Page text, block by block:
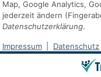
Map, Google Analytics,
jederzeit ändern
Datenschutzerklärung.
Impressum Datenschutz
* Alle Preise inkl.